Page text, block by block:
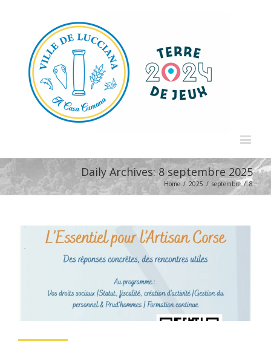
Daily Archives:8 septembre 2025
Home / 2025 / septembre / 8